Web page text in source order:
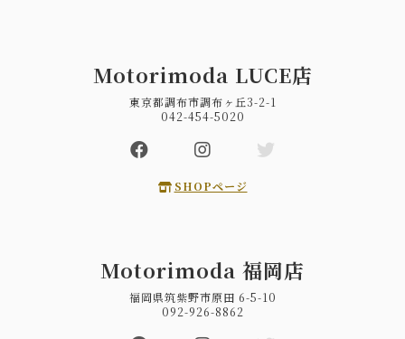
Motorimoda LUCE店
東京都調布市調布ヶ丘3-2-1
042-454-5020
SHOPページ
Motorimoda 福岡店
福岡県筑紫野市原田 6-5-10
092-926-8862